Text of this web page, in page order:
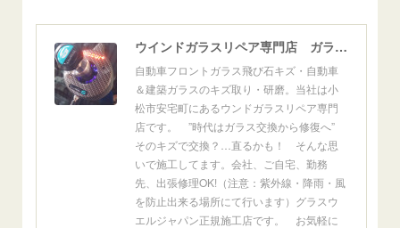
ウインドガラスリペア専門店 ガラスリペア・ヨシダ グラスウェルドジャパン 正規施工店 小松市
自動車フロントガラス飛び石キズ・自動車
＆建築ガラスのキズ取り・研磨。当社は小
松市安宅町にあるウンドガラスリペア専門
店です。 ”時代はガラス交換から修復へ”
そのキズで交換？…直るかも！ そんな思
いで施工してます。会社、ご自宅、勤務
先、出張修理OK!（注意：紫外線・降雨・風
を防止出来る場所にて行います）グラスウ
エルジャパン正規施工店です。 お気軽に